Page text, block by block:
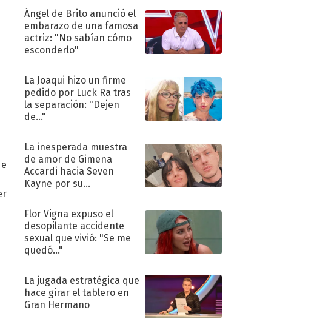
Ángel de Brito anunció el
embarazo de una famosa
actriz: "No sabían cómo
esconderlo"
La Joaqui hizo un firme
pedido por Luck Ra tras
la separación: "Dejen
de..."
La inesperada muestra
de amor de Gimena
Accardi hacia Seven
Kayne por su
Flor Vigna expuso el
desopilante accidente
sexual que vivió: "Se me
quedó..."
La jugada estratégica que
hace girar el tablero en
Gran Hermano